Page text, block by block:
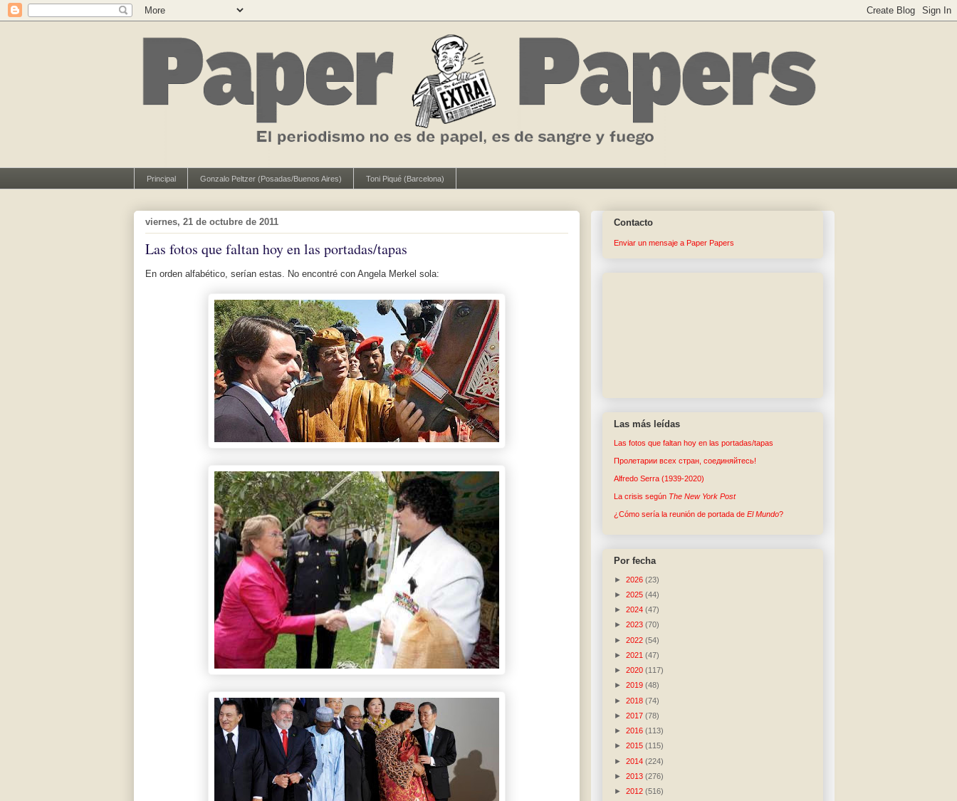
Principal Gonzalo Peltzer (Posadas/Buenos Aires) Toni Piqué (Barcelona)
viernes, 21 de octubre de 2011
Las fotos que faltan hoy en las portadas/tapas
En orden alfabético, serían estas. No encontré con Angela Merkel sola:
Contacto
Enviar un mensaje a Paper Papers
Las más leídas
Las fotos que faltan hoy en las portadas/tapas
Пролетарии всех стран, соединяйтесь!
Alfredo Serra (1939-2020)
La crisis según The New York Post
¿Cómo sería la reunión de portada de El Mundo?
Por fecha
► 2026 (23)
► 2025 (44)
► 2024 (47)
► 2023 (70)
► 2022 (54)
► 2021 (47)
► 2020 (117)
► 2019 (48)
► 2018 (74)
► 2017 (78)
► 2016 (113)
► 2015 (115)
► 2014 (224)
► 2013 (276)
► 2012 (516)